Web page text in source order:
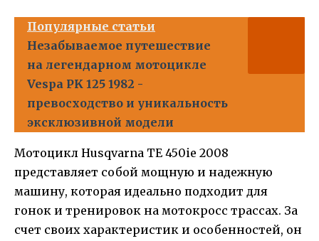
Популярные статьи
Незабываемое путешествие
на легендарном мотоцикле
Vespa PK 125 1982 -
превосходство и уникальность
эксклюзивной модели
Мотоцикл Husqvarna TE 450ie 2008
представляет собой мощную и надежную
машину, которая идеально подходит для
гонок и тренировок на мотокросс трассах. За
счет своих характеристик и особенностей, он